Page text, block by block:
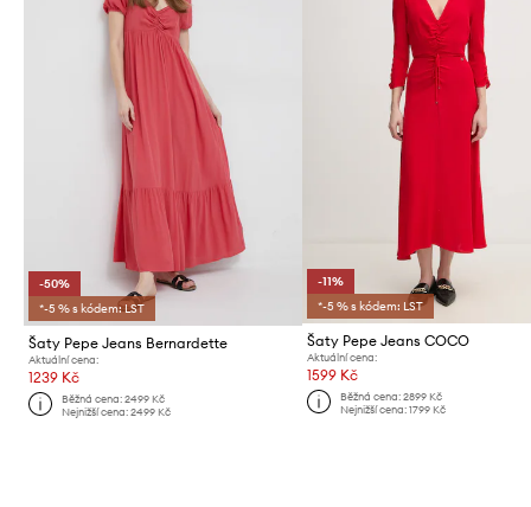
-50%
*-5 % s kódem: LST
Šaty Pepe Jeans Bernardette
Aktuální cena:
1239 Kč
Běžná cena:2499 Kč
Nejnižší cena:2499 Kč
-11%
*-5 % s kódem: LST
Šaty Pepe Jeans COCO
Aktuální cena:
1599 Kč
Běžná cena: 2899 Kč
Nejnižší cena: 1799 Kč